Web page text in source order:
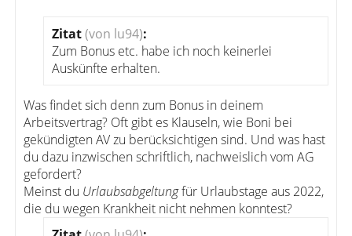
Zitat(von lu94):
Zum Bonus etc. habe ich noch keinerlei
Auskünfte erhalten.
Was findet sich denn zum Bonus in deinem
Arbeitsvertrag? Oft gibt es Klauseln, wie Boni bei
gekündigten AV zu berücksichtigen sind. Und was hast
du dazu inzwischen schriftlich, nachweislich vom AG
gefordert?
Meinst du Urlaubsabgeltungfür Urlaubstage aus 2022,
die du wegen Krankheit nicht nehmen konntest?